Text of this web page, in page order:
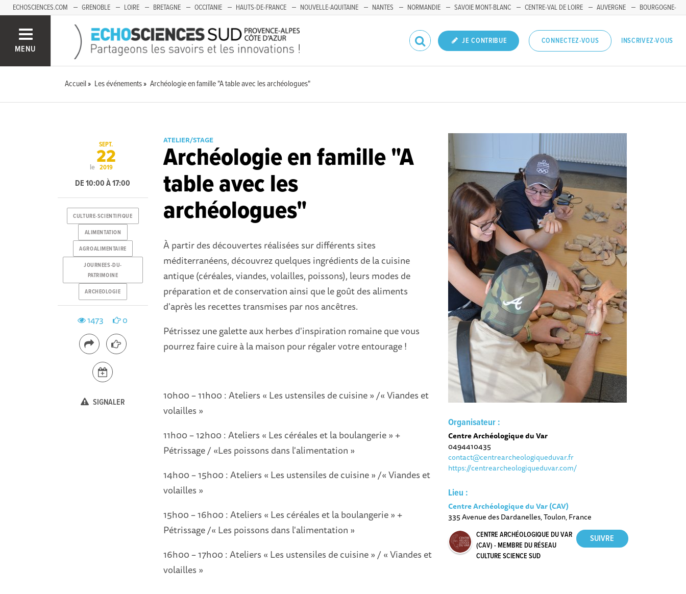
ECHOSCIENCES.COM GRENOBLE LOIRE BRETAGNE OCCITANIE HAUTS-DE-FRANCE NOUVELLE-AQUITAINE NANTES NORMANDIE SAVOIE MONT-BLANC CENTRE-VAL DE LOIRE AUVERGNE
BOURGOGNE-
MENU
JE CONTRIBUE CONNECTEZ-VOUS INSCRIVEZ-VOUS
Accueil Les événements Archéologie en famille "A table avec les archéologues"
ATELIER/STAGE
Archéologie en famille "A
table avec les
archéologues"
À partir des découvertes réalisées sur différents sites
méditerranéens, découvrez quelques ingrédients de la cuisine
antique (céréales, viandes, volailles, poissons), leurs modes de
préparation et de conservation ainsi que le goût des aliments
d'après les recettes transmises par nos ancêtres.
Pétrissez une galette aux herbes d'inspiration romaine que vous
pourrez faire cuire à la maison pour régaler votre entourage !
10h00 – 11h00 : Ateliers « Les ustensiles de cuisine » /« Viandes et
volailles »
11h00 – 12h00 : Ateliers « Les céréales et la boulangerie » +
Pétrissage / «Les poissons dans l'alimentation »
14h00 – 15h00 : Ateliers « Les ustensiles de cuisine » /« Viandes et
volailles »
15h00 – 16h00 : Ateliers « Les céréales et la boulangerie » +
Pétrissage /« Les poissons dans l'alimentation »
16h00 – 17h00 : Ateliers « Les ustensiles de cuisine » / « Viandes et
volailles »
Organisateur :
Centre Archéologique du Var
0494410435
contact@centrearcheologiqueduvar.fr
https://centrearcheologiqueduvar.com/
Lieu :
Centre Archéologique du Var (CAV)
335 Avenue des Dardanelles, Toulon, France
CENTRE ARCHÉOLOGIQUE DU VAR
(CAV) - MEMBRE DU RÉSEAU
CULTURE SCIENCE SUD
le
SEPT.
22
2019
DE 10:00 À 17:00
CULTURE-SCIENTIFIQUE
ALIMENTATION
AGROALIMENTAIRE
JOURNEES-DU-
PATRIMOINE
ARCHEOLOGIE
1473 0
SIGNALER